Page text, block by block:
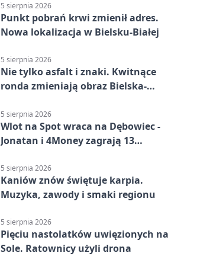
5 sierpnia 2026
Punkt pobrań krwi zmienił adres.
Nowa lokalizacja w Bielsku-Białej
5 sierpnia 2026
Nie tylko asfalt i znaki. Kwitnące
ronda zmieniają obraz Bielska-
5 sierpnia 2026
Wlot na Spot wraca na Dębowiec -
Jonatan i 4Money zagrają 13
5 sierpnia 2026
Kaniów znów świętuje karpia.
Muzyka, zawody i smaki regionu
5 sierpnia 2026
Pięciu nastolatków uwięzionych na
Sole. Ratownicy użyli drona